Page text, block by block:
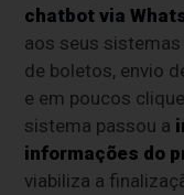
chatbot via
aos seus
de boletos, envio
e em poucos
sistema passou a
informações do
viabiliza a